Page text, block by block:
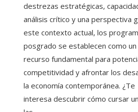
destrezas estratégicas,
análisis crítico y una perspectiva
este contexto actual, los
posgrado se establecen como un
recurso fundamental para
competitividad y afrontar los
la economía contemporánea. ¿Te
interesa descubrir cómo cursar